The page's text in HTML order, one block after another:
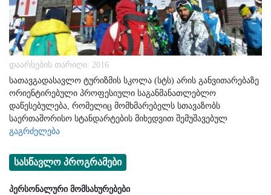
დაარსების თარიღი: 2016
სათავგადასავლო ტურიზმის სკოლა (სტს) არის განვითარებაზე
ორიენტირებული პროფესიული საგანმანათლებლო
დაწესებულება, რომელიც მომხმარებელს სთავაზობს
საერთაშორისო სტანდარტების მიხედვით შემუშავებულ
პროფესიული განათლების და სასერთიფიკატო პროგრამებს.
სათავგადასავლო ტურიზმი, მისი მონათესავე ინდუსტრიები და
მთასთან დაკავშირებული სხვა მაღალი რისკის მქონე
აქტივობები.
გაგრძელება
სასწავლო პროგრამები
პერსონალური მომსახურებები